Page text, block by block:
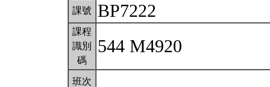
課號 BP7222
課程
識別
碼
544 M4920
班次